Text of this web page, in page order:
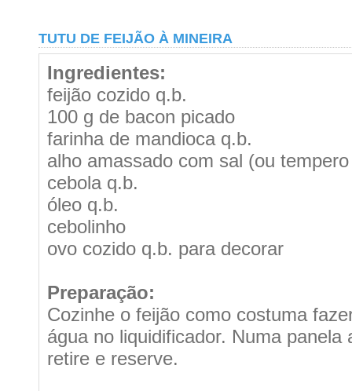
TUTU DE FEIJÃO À MINEIRA
Ingredientes:
feijão cozido q.b.
100 g de bacon picado
farinha de mandioca q.b.
alho amassado com sal (ou
cebola q.b.
óleo q.b.
cebolinho
ovo cozido q.b. para decorar
Preparação:
Cozinhe o feijão como costuma
água no liquidificador. Numa
retire e reserve.